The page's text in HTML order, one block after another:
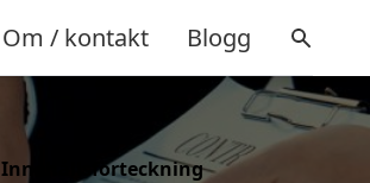
Om / kontakt Blogg
Innehållsförteckning